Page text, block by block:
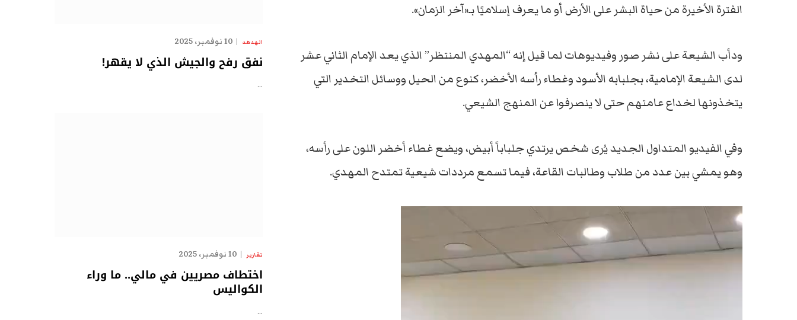
الفترة الأخيرة من حياة البشر على الأرض أو ما يعرف إسلاميًا بـ«آخر الزمان».
ودأب الشيعة على نشر صور وفيديوهات لما قيل إنه “المهدي المنتظر” الذي يعد الإمام الثاني عشر
لدى الشيعة الإمامية، بجلبابه الأسود وغطاء رأسه الأخضر، كنوع من الحيل ووسائل التخدير التي
يتخذونها لخداع عامتهم حتى لا ينصرفوا عن المنهج الشيعي.
وفي الفيديو المتداول الجديد يُرى شخص يرتدي جلباباً أبيض، ويضع غطاء أخضر اللون على رأسه،
وهو يمشي بين عدد من طلاب وطالبات القاعة، فيما تسمع مرددات شيعية تمتدح المهدي.
الهدهد 10 نوفمبر، 2025
نفق رفح والجيش الذي لا يقهر!
…
تقارير 10 نوفمبر، 2025
اختطاف مصريين في مالي.. ما وراء
الكواليس
…